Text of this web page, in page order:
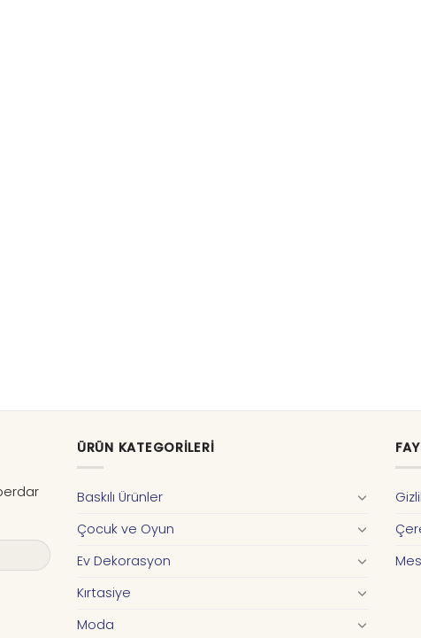
ÜRÜN KATEGORILERI
Baskılı Ürünler
Çocuk ve Oyun
Ev Dekorasyon
Kırtasiye
Moda